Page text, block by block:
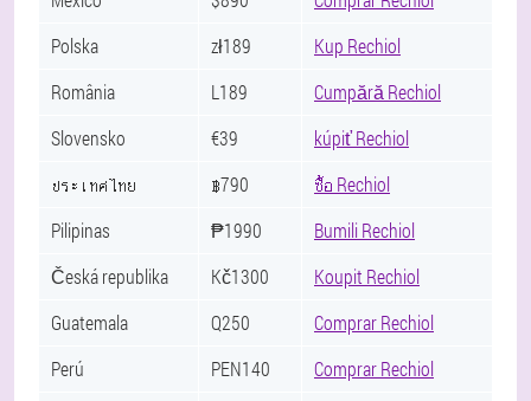
Polska
zł189
Kup Rechiol
România
L189
Cumpără Rechiol
Slovensko
€39
kúpiť Rechiol
ประเทศไทย
฿790
ซื้อ Rechiol
Pilipinas
₱1990
Bumili Rechiol
Česká republika
Kč1300
Koupit Rechiol
Guatemala
Q250
Comprar Rechiol
Perú
PEN140
Comprar Rechiol